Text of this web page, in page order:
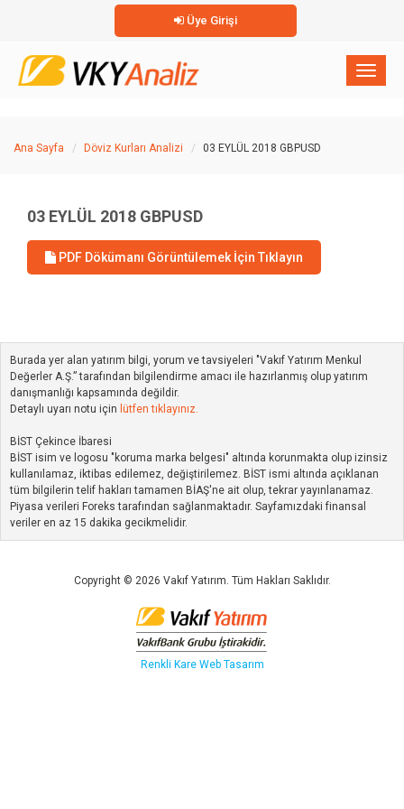
Üye Girişi
×
Ana Sayfa Döviz Kurları Analizi 03 EYLÜL 2018 GBPUSD
03 EYLÜL 2018 GBPUSD
PDF Dökümanı Görüntülemek İçin Tıklayın
Burada yer alan yatırım bilgi, yorum ve tavsiyeleri "Vakıf Yatırım Menkul
Değerler A.Ş.” tarafından bilgilendirme amacı ile hazırlanmış olup yatırım
danışmanlığı kapsamında değildir.
Detaylı uyarı notu için lütfen tıklayınız.
BİST Çekince İbaresi
BİST isim ve logosu "koruma marka belgesi" altında korunmakta olup izinsiz
kullanılamaz, iktibas edilemez, değiştirilemez. BİST ismi altında açıklanan
tüm bilgilerin telif hakları tamamen BİAŞ'ne ait olup, tekrar yayınlanamaz.
Piyasa verileri Foreks tarafından sağlanmaktadır. Sayfamızdaki finansal
veriler en az 15 dakika gecikmelidir.
Copyright © 2026 Vakıf Yatırım. Tüm Hakları Saklıdır.
Renkli Kare Web Tasarım